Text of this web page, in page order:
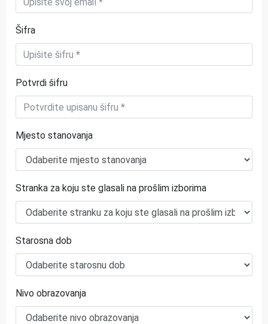
Šifra
Potvrdi šifru
Mjesto stanovanja
Stranka za koju ste glasali na prošlim izborima
Starosna dob
Nivo obrazovanja